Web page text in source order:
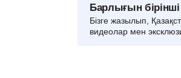
Барлығын
Бізге жазылып,
видеолар мен